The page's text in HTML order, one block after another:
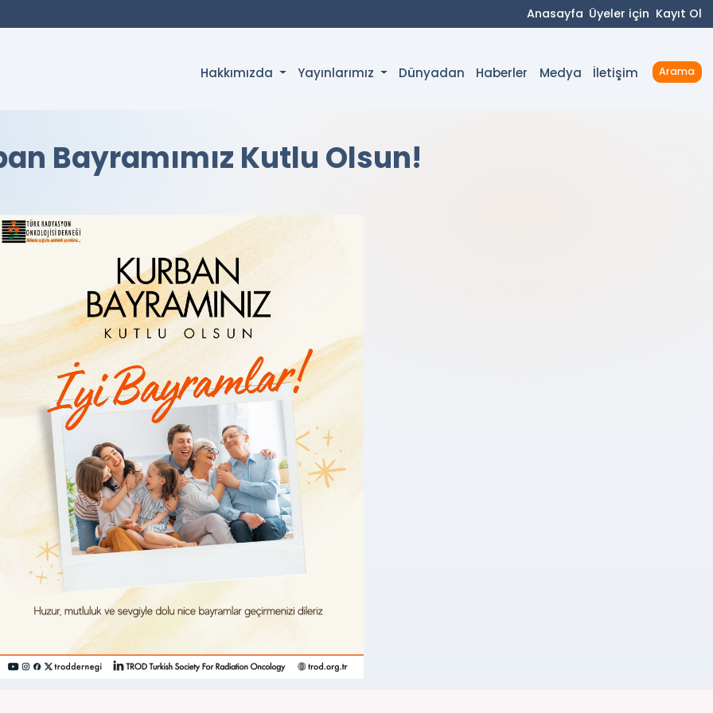
Anasayfa Üyeler için Kayıt Ol
Hakkımızda Yayınlarımız Dünyadan Haberler Medya İletişim Arama
Bayramımız Kutlu Olsun!